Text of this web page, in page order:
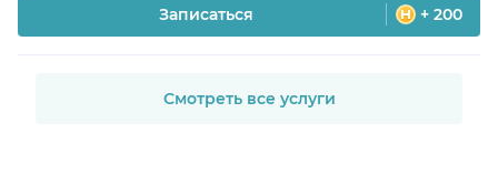
Записаться + 200
Смотреть все услуги